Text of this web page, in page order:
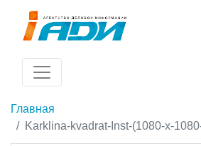
Главная
Karklina-kvadrat-Inst-(1080-x-